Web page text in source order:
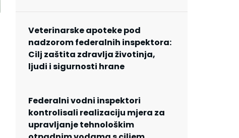
Veterinarske apoteke pod
nadzorom federalnih inspektora:
Cilj zaštita zdravlja životinja,
ljudi i sigurnosti hrane
Federalni vodni inspektori
kontrolisali realizaciju mjera za
upravljanje tehnološkim